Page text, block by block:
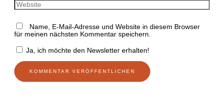
Name, E-Mail-Adresse und Website in diesem Browser
für meinen nächsten Kommentar speichern.
Ja, ich möchte den Newsletter erhalten!